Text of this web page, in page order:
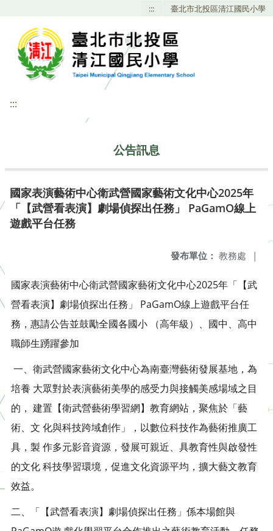
::: 臺北市北投區清江國民小學
:::
公告訊息
國家表演藝術中心衛武營國家藝術文化中心2025年
「【武營看表演】劇場偵探出任務」 PaGamO線上
遊戲平台任務
發布單位： 教務處 |
國家表演藝術中心衛武營國家藝術文化中心2025年「【武
營看表演】劇場偵探出任務」 PaGamO線上遊戲平台任
務，惠請公告並鼓勵全國各國小 （高年級）、國中、高中
職師生踴躍參加
一、衛武營國家藝術文化中心為南臺灣藝術發展基地，為
培養 大眾對於表演藝術美學的感受力與接觸美感場域之目
的， 建置【衛武營藝術學習網】教育網站，聚焦於「藝
術、文 化與科技跨域創作」，以數位科技作為藝術推廣工
具，製 作多元影音資源，發展可親近、具教育性與啟發性
的文化 科技學習環境，促進文化資源平均，擴大藝文教育
效益。
二、「【武營看表演】劇場偵探出任務」係本場館與